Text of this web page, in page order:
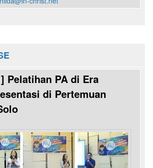
Pelatihan PA di Era
di Pertemuan